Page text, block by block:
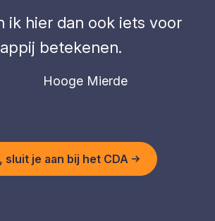
ik hier dan ook iets voor
betekenen.
Hooge Mierde
sluit je aan bij het CDA